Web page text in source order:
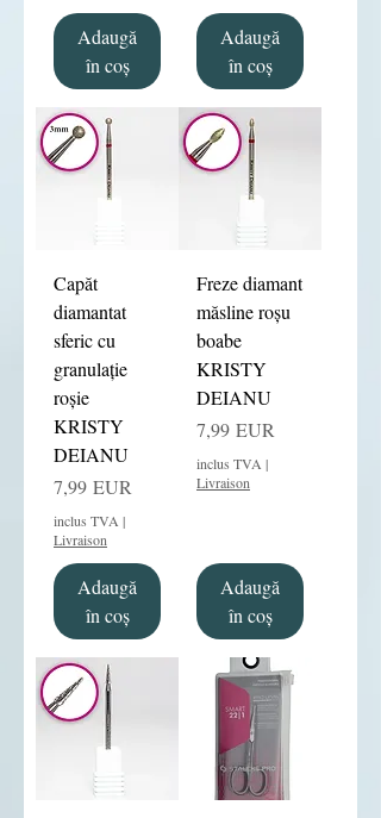
Adaugă
în coș
Adaugă
în coș
Capăt
diamantat
sferic cu
granulație
roșie
KRISTY
DEIANU
Preț
7,99 EUR
inclus TVA |
Livraison
Adaugă
în coș
Freze diamant
măsline roșu
boabe
KRISTY
DEIANU
Preț
7,99 EUR
inclus TVA |
Livraison
Adaugă
în coș